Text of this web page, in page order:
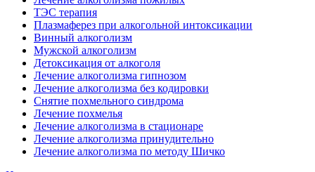
ТЭС терапия
Плазмаферез при алкогольной интоксикации
Винный алкоголизм
Мужской алкоголизм
Детоксикация от алкоголя
Лечение алкоголизма гипнозом
Лечение алкоголизма без кодировки
Снятие похмельного синдрома
Лечение похмелья
Лечение алкоголизма в стационаре
Лечение алкоголизма принудительно
Лечение алкоголизма по методу Шичко